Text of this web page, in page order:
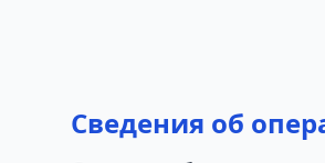
Сведения об